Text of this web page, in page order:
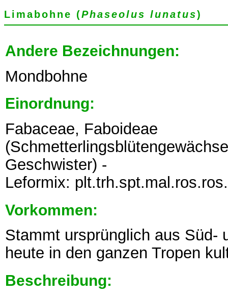
Limabohne (Phaseolus lunatus)
Andere Bezeichnungen:
Mondbohne
Einordnung:
Fabaceae, Faboideae
Geschwister) -
Leformix:
Vorkommen:
Stammt ursprünglich aus Süd-
heute in den ganzen Tropen
Beschreibung: